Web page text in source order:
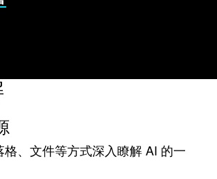
、文件等方式深入瞭解 AI 的一